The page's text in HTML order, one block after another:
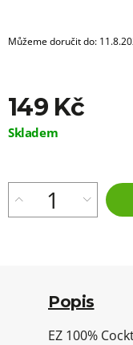
Můžeme doručit do:
149 Kč
Měrná
Skladem
Popis
EZ 100%